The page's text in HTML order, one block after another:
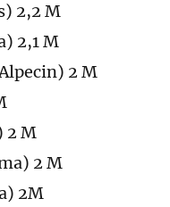
2,2 M
2,1 M
2 M
2 M
2 M
2M